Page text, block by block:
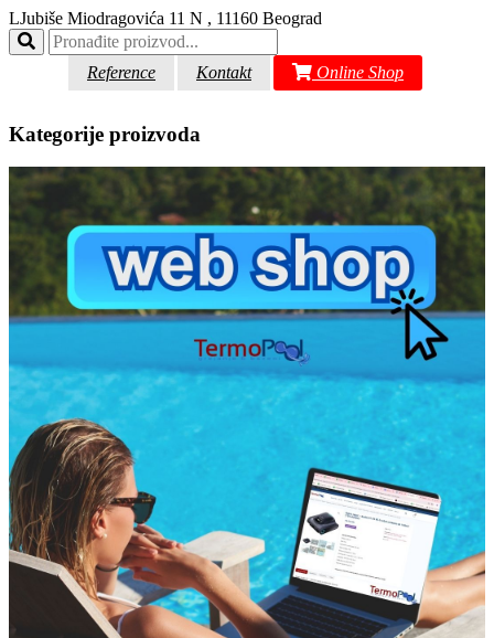
LJubiše Miodragovića 11 N , 11160 Beograd
Reference Kontakt Online Shop
Kategorije proizvoda